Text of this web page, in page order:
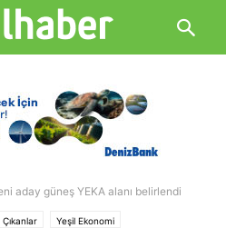
aday güneş YEKA alanı belirlendi
Yeşil Ekonomi